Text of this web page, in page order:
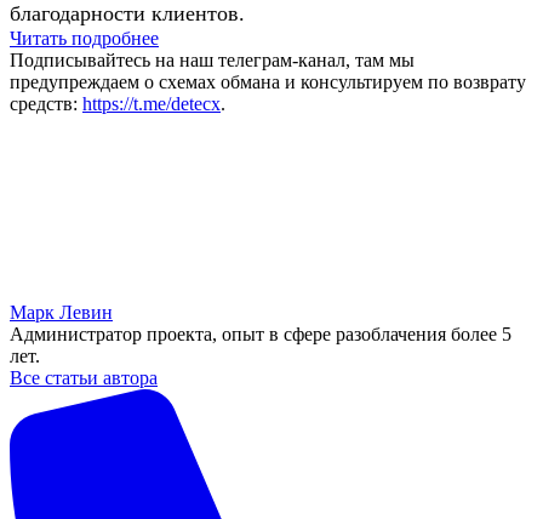
благодарности клиентов.
Читать подробнее
Подписывайтесь на наш телеграм-канал, там мы
предупреждаем о схемах обмана и консультируем по возврату
средств: https://t.me/detecx.
Марк Левин
Администратор проекта, опыт в сфере разоблачения более 5
лет.
Все статьи автора